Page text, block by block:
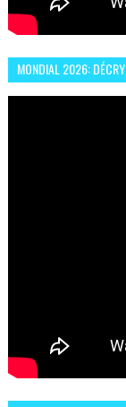
MONDIAL 2026: